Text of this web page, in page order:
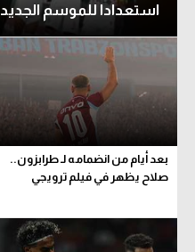
استعدادا للموسم الجديد
بعد أيام من انضمامه لـ طرابزون..
صلاح يظهر في فيلم ترويجي